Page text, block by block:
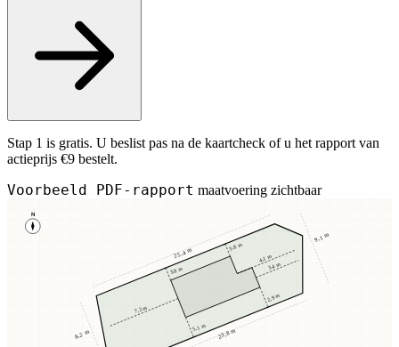
Stap 1 is gratis. U beslist pas na de kaartcheck of u het rapport van
actieprijs €9 bestelt.
Voorbeeld PDF-rapport maatvoering zichtbaar
N
3,8 m
3,8 m
5,1 m
2,9 m
7,2 m
3,4 m
4,1 m
25,4 m
23,8 m
8,2 m
9,1 m